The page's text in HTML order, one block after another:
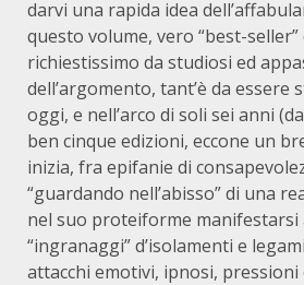
darvi una rapida idea
questo volume, vero “best-
richiestissimo da studiosi ed
dell’argomento, tant’è da
oggi, e nell’arco di soli sei anni
ben cinque edizioni, eccone un
inizia, fra epifanie di
“guardando nell’abisso” di una
nel suo proteiforme
“ingranaggi” d’isolamenti e
attacchi emotivi, ipnosi,